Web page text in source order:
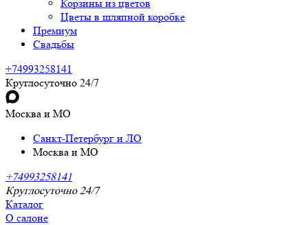
Корзины из цветов
Цветы в шляпной коробке
Премиум
Свадьбы
+74993258141
Круглосуточно 24/7
Москва и МО
Санкт-Петербург и ЛО
Москва и МО
+74993258141
Круглосуточно 24/7
Каталог
О салоне